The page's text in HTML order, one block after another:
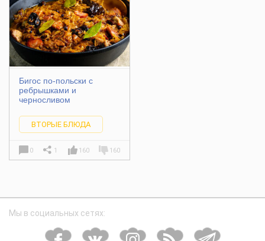
Бигос по-польски с
ребрышками и
черносливом
ВТОРЫЕ БЛЮДА
0 1 160 160
Мы в социальных сетях: